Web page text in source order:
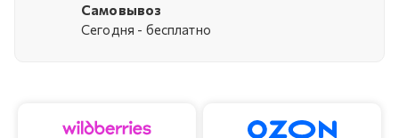
Самовывоз
Cегодня - бесплатно